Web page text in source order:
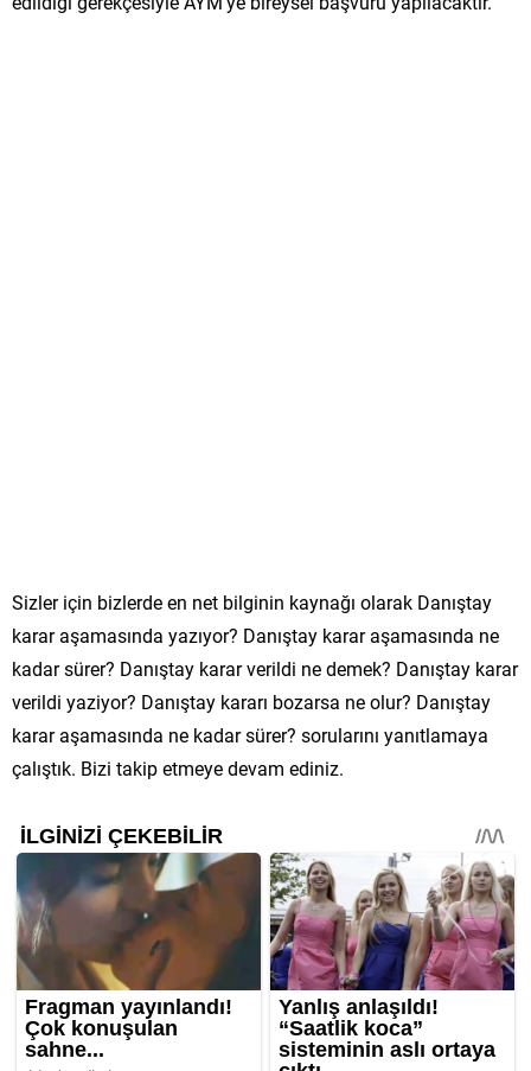
Sizler için bizlerde en net bilginin kaynağı olarak Danıştay
karar aşamasında yazıyor? Danıştay karar aşamasında ne
kadar sürer? Danıştay karar verildi ne demek? Danıştay karar
verildi yaziyor? Danıştay kararı bozarsa ne olur? Danıştay
karar aşamasında ne kadar sürer? sorularını yanıtlamaya
çalıştık. Bizi takip etmeye devam ediniz.